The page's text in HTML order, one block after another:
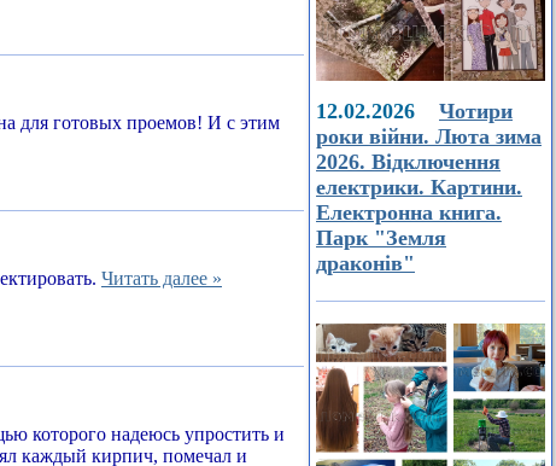
для готовых проемов! И с этим
Читать далее »
которого надеюсь упростить и
каждый кирпич, помечал и
12.02.2026 Чотири
роки війни. Люта зима
2026. Відключення
електрики. Картини.
Електронна книга.
Парк "Земля
драконів"